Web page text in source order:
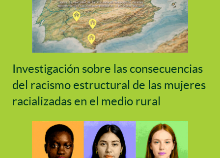
Investigación sobre las consecuencias
del racismo estructural de las mujeres
racializadas en el medio rural